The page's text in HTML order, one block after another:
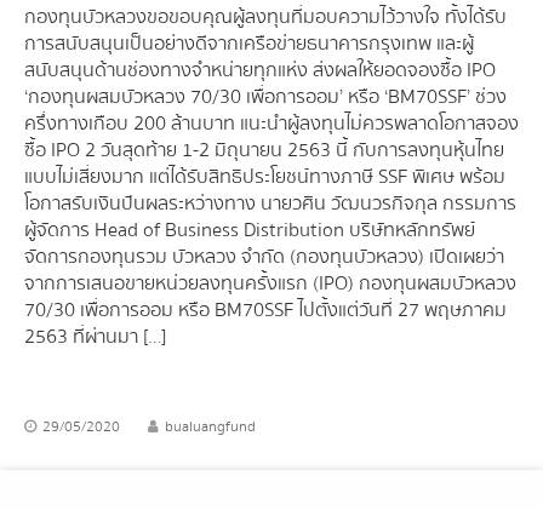
กองทุนบัวหลวงขอขอบคุณผู้ลงทุนที่มอบความไว้วางใจ ทั้งได้รับ
การสนับสนุนเป็นอย่างดีจากเครือข่ายธนาคารกรุงเทพ และผู้
สนับสนุนด้านช่องทางจำหน่ายทุกแห่ง ส่งผลให้ยอดจองซื้อ IPO
‘กองทุนผสมบัวหลวง 70/30 เพื่อการออม’ หรือ ‘BM70SSF’ ช่วง
ครึ่งทางเกือบ 200 ล้านบาท แนะนำผู้ลงทุนไม่ควรพลาดโอกาสจอง
ซื้อ IPO 2 วันสุดท้าย 1-2 มิถุนายน 2563 นี้ กับการลงทุนหุ้นไทย
แบบไม่เสี่ยงมาก แต่ได้รับสิทธิประโยชน์ทางภาษี SSF พิเศษ พร้อม
โอกาสรับเงินปันผลระหว่างทาง นายวศิน วัฒนวรกิจกุล กรรมการ
ผู้จัดการ Head of Business Distribution บริษัทหลักทรัพย์
จัดการกองทุนรวม บัวหลวง จำกัด (กองทุนบัวหลวง) เปิดเผยว่า
จากการเสนอขายหน่วยลงทุนครั้งแรก (IPO) กองทุนผสมบัวหลวง
70/30 เพื่อการออม หรือ BM70SSF ไปตั้งแต่วันที่ 27 พฤษภาคม
2563 ที่ผ่านมา […]
29/05/2020 bualuangfund